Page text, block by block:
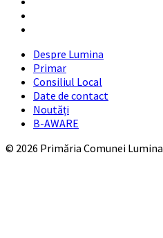
Despre Lumina
Primar
Consiliul Local
Date de contact
Noutăți
B-AWARE
© 2026 Primăria Comunei Lumina